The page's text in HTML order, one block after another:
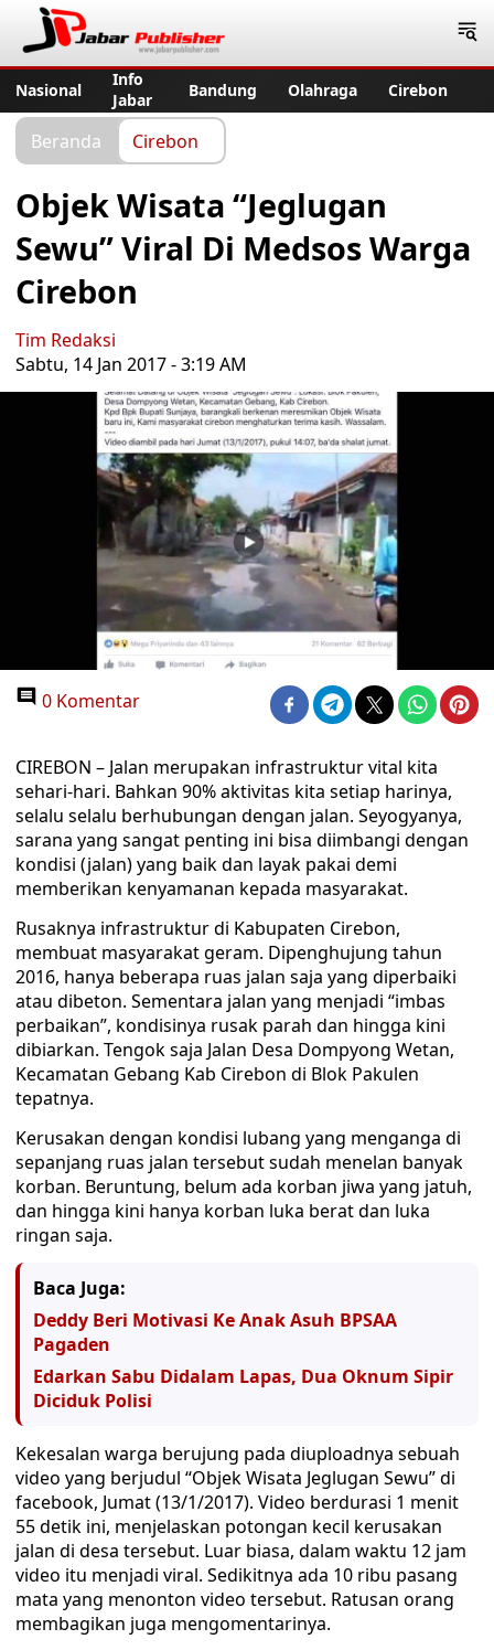
Nasional
Info
Jabar
Bandung Olahraga Cirebon
Beranda Cirebon
Objek Wisata “Jeglugan
Sewu” Viral Di Medsos Warga
Cirebon
Tim Redaksi
Sabtu, 14 Jan 2017 - 3:19 AM
0 Komentar
CIREBON – Jalan merupakan infrastruktur vital kita
sehari-hari. Bahkan 90% aktivitas kita setiap harinya,
selalu selalu berhubungan dengan jalan. Seyogyanya,
sarana yang sangat penting ini bisa diimbangi dengan
kondisi (jalan) yang baik dan layak pakai demi
memberikan kenyamanan kepada masyarakat.
Rusaknya infrastruktur di Kabupaten Cirebon,
membuat masyarakat geram. Dipenghujung tahun
2016, hanya beberapa ruas jalan saja yang diperbaiki
atau dibeton. Sementara jalan yang menjadi “imbas
perbaikan”, kondisinya rusak parah dan hingga kini
dibiarkan. Tengok saja Jalan Desa Dompyong Wetan,
Kecamatan Gebang Kab Cirebon di Blok Pakulen
tepatnya.
Kerusakan dengan kondisi lubang yang menganga di
sepanjang ruas jalan tersebut sudah menelan banyak
korban. Beruntung, belum ada korban jiwa yang jatuh,
dan hingga kini hanya korban luka berat dan luka
ringan saja.
Baca Juga:
Deddy Beri Motivasi Ke Anak Asuh BPSAA
Pagaden
Edarkan Sabu Didalam Lapas, Dua Oknum Sipir
Diciduk Polisi
Kekesalan warga berujung pada diuploadnya sebuah
video yang berjudul “Objek Wisata Jeglugan Sewu” di
facebook, Jumat (13/1/2017). Video berdurasi 1 menit
55 detik ini, menjelaskan potongan kecil kerusakan
jalan di desa tersebut. Luar biasa, dalam waktu 12 jam
video itu menjadi viral. Sedikitnya ada 10 ribu pasang
mata yang menonton video tersebut. Ratusan orang
membagikan juga mengomentarinya.